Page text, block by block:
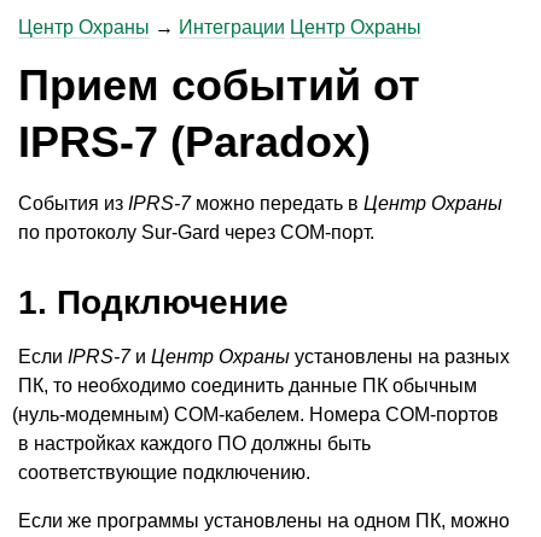
Центр Охраны → Интеграции Центр Охраны
Прием событий от
IPRS-7 (Paradox)
События из IPRS-7можно передать в Центр Охраны
по протоколу Sur-Gard через СОМ-порт.
1. Подключение
Если IPRS-7и Центр Охраны установлены на разных
ПК, то необходимо соединить данные ПК обычным
(нуль-модемным) СОМ-кабелем. Номера СОМ-портов
в настройках каждого ПО должны быть
соответствующие подключению.
Если же программы установлены на одном ПК, можно